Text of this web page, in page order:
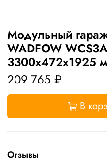
Модульный
WADFOW
3300х472х1925
209 765 ₽
В
Отзывы